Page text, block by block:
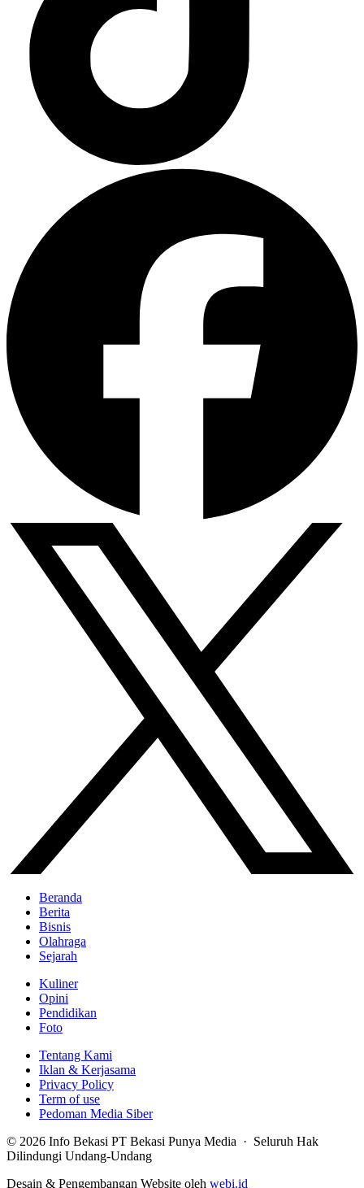
Beranda
Berita
Bisnis
Olahraga
Sejarah
Kuliner
Opini
Pendidikan
Foto
Tentang Kami
Iklan & Kerjasama
Privacy Policy
Term of use
Pedoman Media Siber
© 2026 Info Bekasi PT Bekasi Punya Media · Seluruh Hak
Dilindungi Undang-Undang
Desain & Pengembangan Website oleh webi.id